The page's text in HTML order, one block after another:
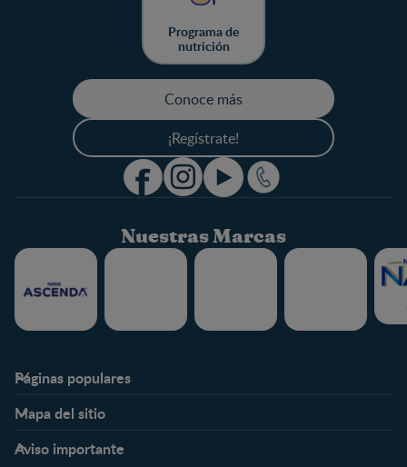
Programa de
nutrición
Conoce más
¡Regístrate!
Nuestras Marcas
Páginas populares
Expertos en Nutrición
Preguntas Frecuentes
Mapa del sitio
Preconcepción
Aviso importante